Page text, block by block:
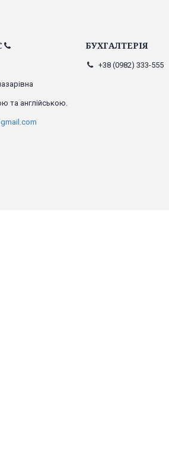
та англійською.
БУХГАЛТЕРІЯ
+38 (0982) 333-555